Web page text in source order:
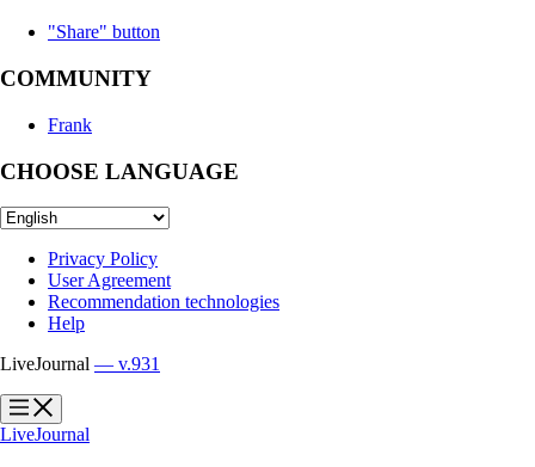
"Share" button
COMMUNITY
Frank
CHOOSE LANGUAGE
Privacy Policy
User Agreement
Recommendation technologies
Help
LiveJournal — v.931
?
?
LiveJournal